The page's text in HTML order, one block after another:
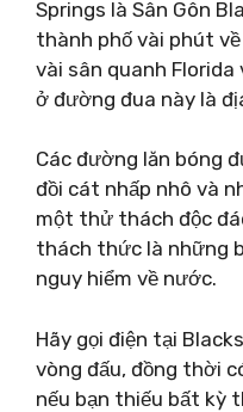
Springs là Sân Gôn
thành phố vài phút
vài sân quanh
ở đường đua này là
Các đường lăn bóng
đồi cát nhấp nhô và
một thử thách độc
thách thức là những
nguy hiểm về nước.
Hãy gọi điện tại
vòng đấu, đồng thời
nếu bạn thiếu bất kỳ